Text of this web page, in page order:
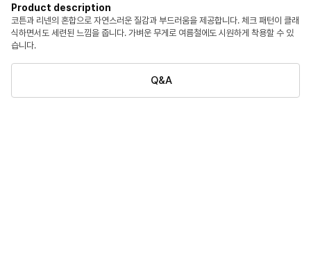
Product description
코튼과 리넨의 혼합으로 자연스러운 질감과 부드러움을 제공합니다. 체크 패턴이 클래
식하면서도 세련된 느낌을 줍니다. 가벼운 무게로 여름철에도 시원하게 착용할 수 있
습니다.
Q&A